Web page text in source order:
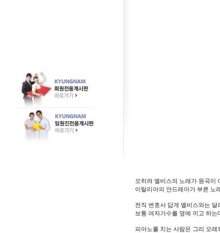
오히려 엘비스의 노래가 원곡이
이탈리아의 안드레아가 부른 노
전직 변호사 답게 엘비스와는
보통 여자가수를 옆에 끼고 하
피아노를 치는 사람은 그리 오